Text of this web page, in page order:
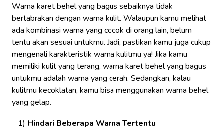
Warna karet behel yang bagus sebaiknya tidak
bertabrakan dengan warna kulit. Walaupun kamu melihat
ada kombinasi warna yang cocok di orang lain, belum
tentu akan sesuai untukmu. Jadi, pastikan kamu juga cukup
mengenali karakteristik warna kulitmu ya! Jika kamu
memiliki kulit yang terang, warna karet behel yang bagus
untukmu adalah warna yang cerah. Sedangkan, kalau
kulitmu kecoklatan, kamu bisa menggunakan warna behel
yang gelap.
Hindari Beberapa Warna Tertentu